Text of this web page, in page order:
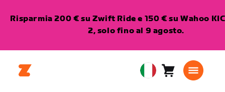
Risparmia 200 € su Zwift Ride e 150 € su Wahoo
2, solo fino al 9 agosto.
EuropeanCarrello0